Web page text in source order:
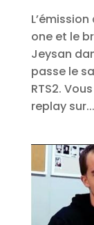
one et le
Jeysan
passe le
RTS2.
replay sur...